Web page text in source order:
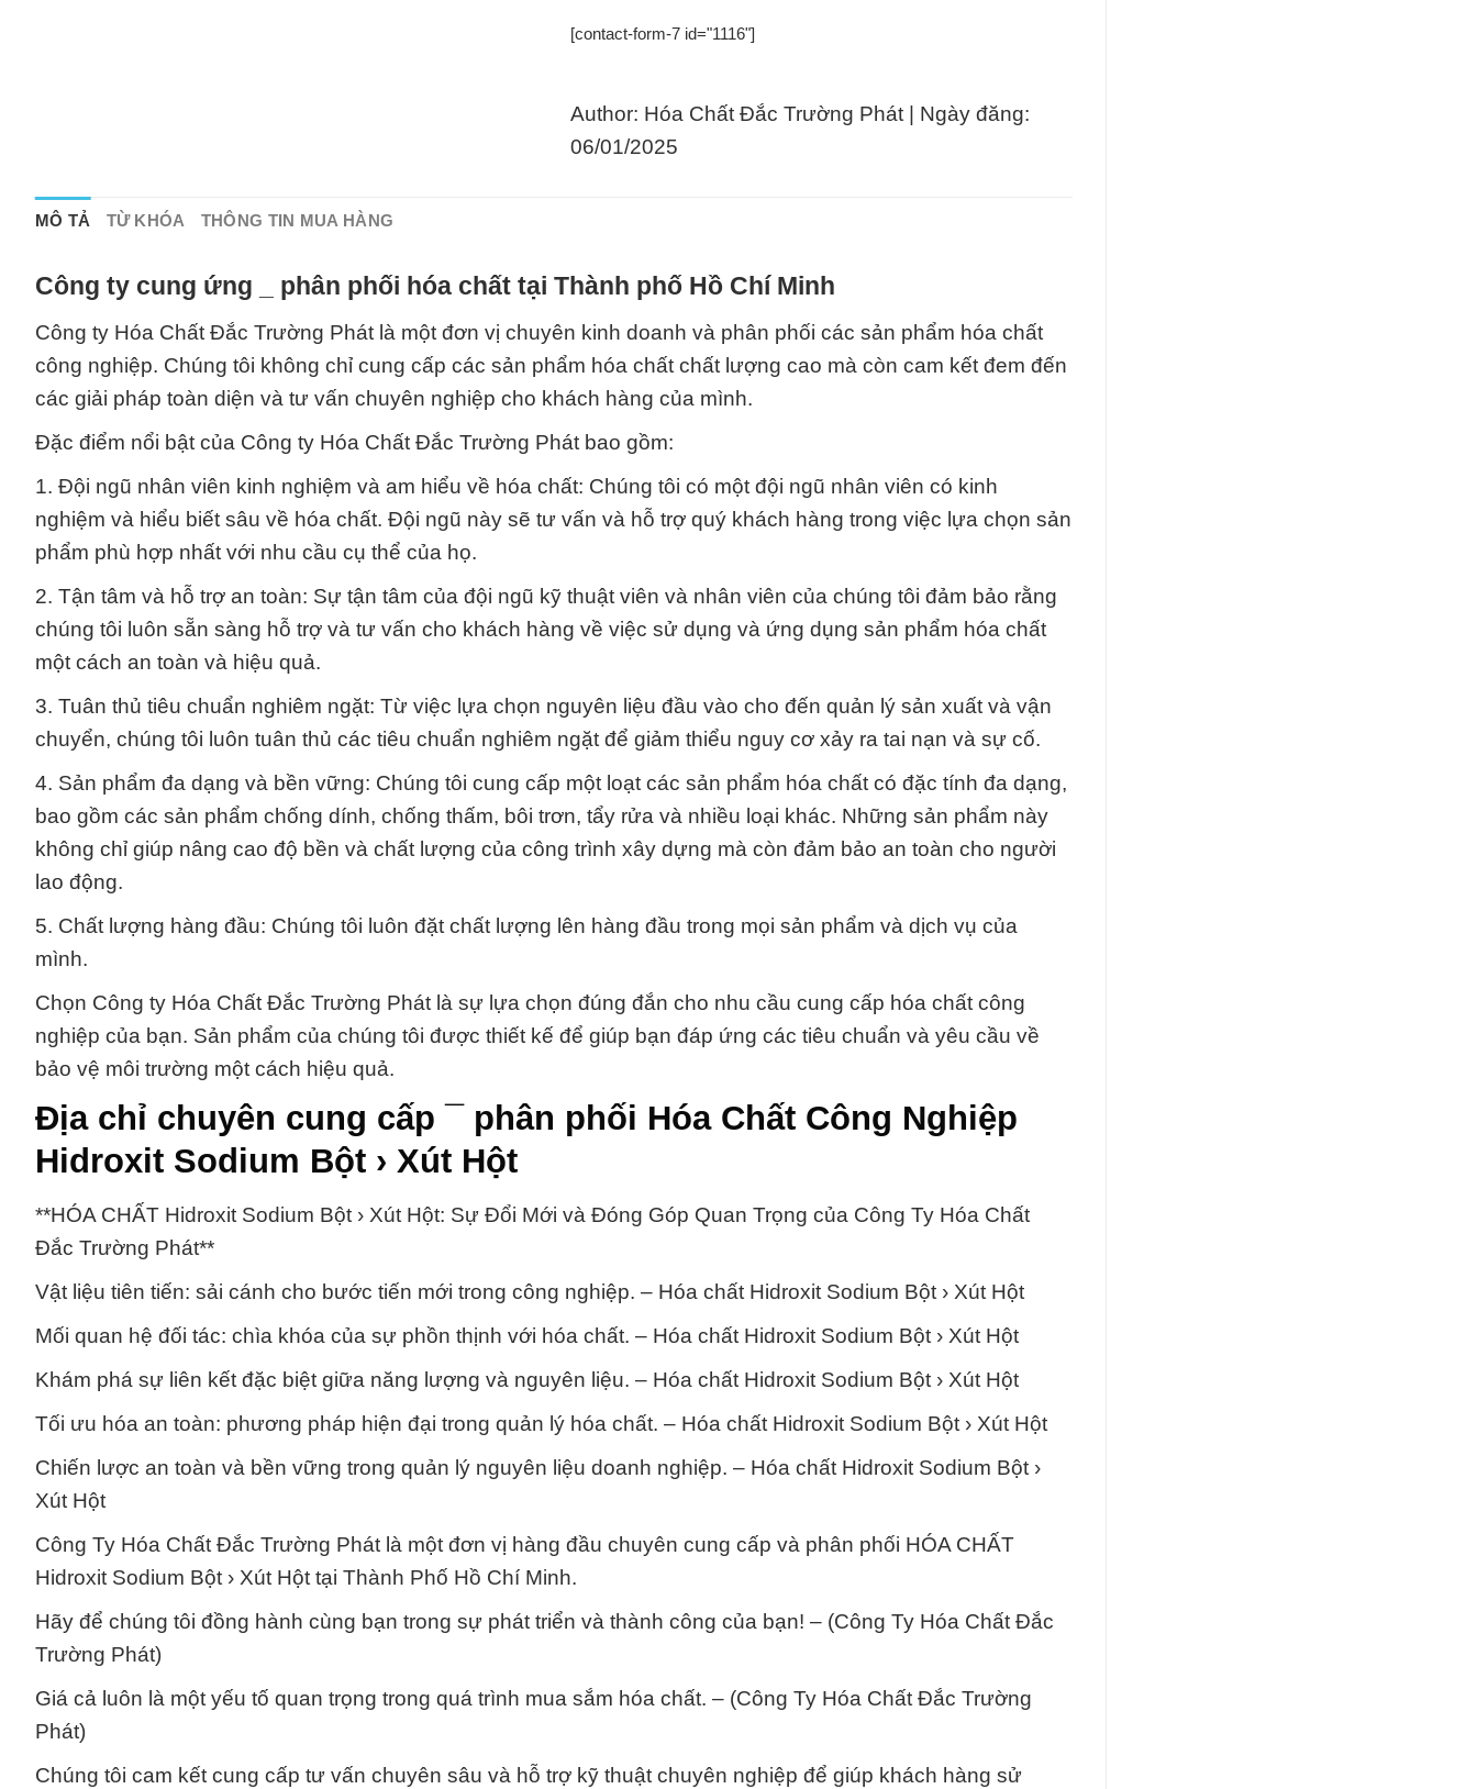
[contact-form-7 id="1116"]
Author: Hóa Chất Đắc Trường Phát | Ngày đăng:
06/01/2025
MÔ TẢ TỪ KHÓA THÔNG TIN MUA HÀNG
Công ty cung ứng _ phân phối hóa chất tại Thành phố Hồ Chí Minh
Công ty Hóa Chất Đắc Trường Phát là một đơn vị chuyên kinh doanh và phân phối các sản phẩm hóa chất
công nghiệp. Chúng tôi không chỉ cung cấp các sản phẩm hóa chất chất lượng cao mà còn cam kết đem đến
các giải pháp toàn diện và tư vấn chuyên nghiệp cho khách hàng của mình.
Đặc điểm nổi bật của Công ty Hóa Chất Đắc Trường Phát bao gồm:
1. Đội ngũ nhân viên kinh nghiệm và am hiểu về hóa chất: Chúng tôi có một đội ngũ nhân viên có kinh
nghiệm và hiểu biết sâu về hóa chất. Đội ngũ này sẽ tư vấn và hỗ trợ quý khách hàng trong việc lựa chọn sản
phẩm phù hợp nhất với nhu cầu cụ thể của họ.
2. Tận tâm và hỗ trợ an toàn: Sự tận tâm của đội ngũ kỹ thuật viên và nhân viên của chúng tôi đảm bảo rằng
chúng tôi luôn sẵn sàng hỗ trợ và tư vấn cho khách hàng về việc sử dụng và ứng dụng sản phẩm hóa chất
một cách an toàn và hiệu quả.
3. Tuân thủ tiêu chuẩn nghiêm ngặt: Từ việc lựa chọn nguyên liệu đầu vào cho đến quản lý sản xuất và vận
chuyển, chúng tôi luôn tuân thủ các tiêu chuẩn nghiêm ngặt để giảm thiểu nguy cơ xảy ra tai nạn và sự cố.
4. Sản phẩm đa dạng và bền vững: Chúng tôi cung cấp một loạt các sản phẩm hóa chất có đặc tính đa dạng,
bao gồm các sản phẩm chống dính, chống thấm, bôi trơn, tẩy rửa và nhiều loại khác. Những sản phẩm này
không chỉ giúp nâng cao độ bền và chất lượng của công trình xây dựng mà còn đảm bảo an toàn cho người
lao động.
5. Chất lượng hàng đầu: Chúng tôi luôn đặt chất lượng lên hàng đầu trong mọi sản phẩm và dịch vụ của
mình.
Chọn Công ty Hóa Chất Đắc Trường Phát là sự lựa chọn đúng đắn cho nhu cầu cung cấp hóa chất công
nghiệp của bạn. Sản phẩm của chúng tôi được thiết kế để giúp bạn đáp ứng các tiêu chuẩn và yêu cầu về
bảo vệ môi trường một cách hiệu quả.
Địa chỉ chuyên cung cấp ¯ phân phối Hóa Chất Công Nghiệp
Hidroxit Sodium Bột › Xút Hột
**HÓA CHẤT Hidroxit Sodium Bột › Xút Hột: Sự Đổi Mới và Đóng Góp Quan Trọng của Công Ty Hóa Chất
Đắc Trường Phát**
Vật liệu tiên tiến: sải cánh cho bước tiến mới trong công nghiệp. – Hóa chất Hidroxit Sodium Bột › Xút Hột
Mối quan hệ đối tác: chìa khóa của sự phồn thịnh với hóa chất. – Hóa chất Hidroxit Sodium Bột › Xút Hột
Khám phá sự liên kết đặc biệt giữa năng lượng và nguyên liệu. – Hóa chất Hidroxit Sodium Bột › Xút Hột
Tối ưu hóa an toàn: phương pháp hiện đại trong quản lý hóa chất. – Hóa chất Hidroxit Sodium Bột › Xút Hột
Chiến lược an toàn và bền vững trong quản lý nguyên liệu doanh nghiệp. – Hóa chất Hidroxit Sodium Bột ›
Xút Hột
Công Ty Hóa Chất Đắc Trường Phát là một đơn vị hàng đầu chuyên cung cấp và phân phối HÓA CHẤT
Hidroxit Sodium Bột › Xút Hột tại Thành Phố Hồ Chí Minh.
Hãy để chúng tôi đồng hành cùng bạn trong sự phát triển và thành công của bạn! – (Công Ty Hóa Chất Đắc
Trường Phát)
Giá cả luôn là một yếu tố quan trọng trong quá trình mua sắm hóa chất. – (Công Ty Hóa Chất Đắc Trường
Phát)
Chúng tôi cam kết cung cấp tư vấn chuyên sâu và hỗ trợ kỹ thuật chuyên nghiệp để giúp khách hàng sử